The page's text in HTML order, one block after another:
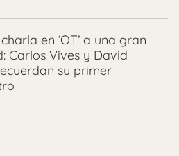
en ‘OT’ a una gran
Carlos Vives y David
su primer